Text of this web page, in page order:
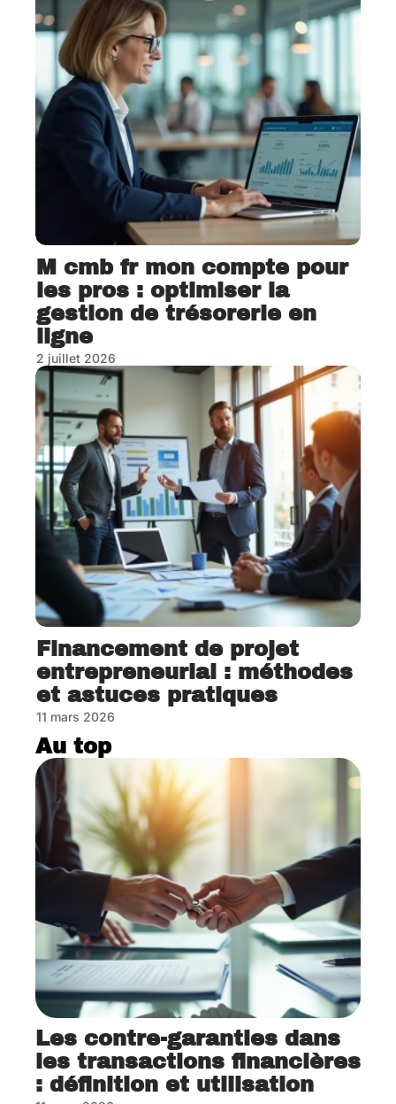
M cmb fr mon compte pour
les pros : optimiser la
gestion de trésorerie en
ligne
2 juillet 2026
Financement de projet
entrepreneurial : méthodes
et astuces pratiques
11 mars 2026
Au top
Les contre-garanties dans
les transactions financières
: définition et utilisation